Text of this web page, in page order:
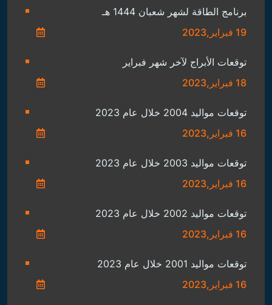
برنامج الطاقة لشهر شعبان 1444 هـ
19 فبراير,2023
توقعات الأبراج لآخر شهر فبراير
18 فبراير,2023
توقعات مواليد 2004 خلال عام 2023
16 فبراير,2023
توقعات مواليد 2003 خلال عام 2023
16 فبراير,2023
توقعات مواليد 2002 خلال عام 2023
16 فبراير,2023
توقعات مواليد 2001 خلال عام 2023
16 فبراير,2023